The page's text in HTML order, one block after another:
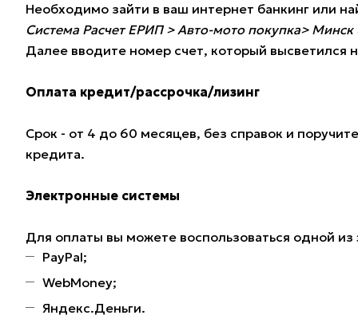
Необходимо зайти в ваш интернет банкинг или
Система Расчет ЕРИП > Авто-мото покупка>
Далее вводите номер счет, который высветился
Оплата кредит/рассрочка/лизинг
Срок - от 4 до 60 месяцев, без справок и
кредита.
Электронные системы
Для оплаты вы можете воспользоваться одной
PayPal;
WebMoney;
Яндекс.Деньги.